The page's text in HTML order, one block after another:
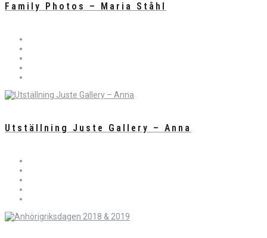
Family Photos – Maria Ståhl
Utställning Juste Gallery – Anna